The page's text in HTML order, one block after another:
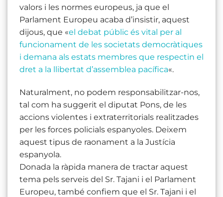
valors i les normes europeus, ja que el
Parlament Europeu acaba d’insistir, aquest
dijous, que «el debat públic és vital per al
funcionament de les societats democràtiques
i demana als estats membres que respectin el
dret a la llibertat d’assemblea pacífica«.
Naturalment, no podem responsabilitzar-nos,
tal com ha suggerit el diputat Pons, de les
accions violentes i extraterritorials realitzades
per les forces policials espanyoles. Deixem
aquest tipus de raonament a la Justícia
espanyola.
Donada la ràpida manera de tractar aquest
tema pels serveis del Sr. Tajani i el Parlament
Europeu, també confiem que el Sr. Tajani i el